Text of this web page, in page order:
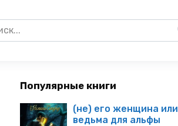
Популярные книги
(не) его женщина или
ведьма для альфы